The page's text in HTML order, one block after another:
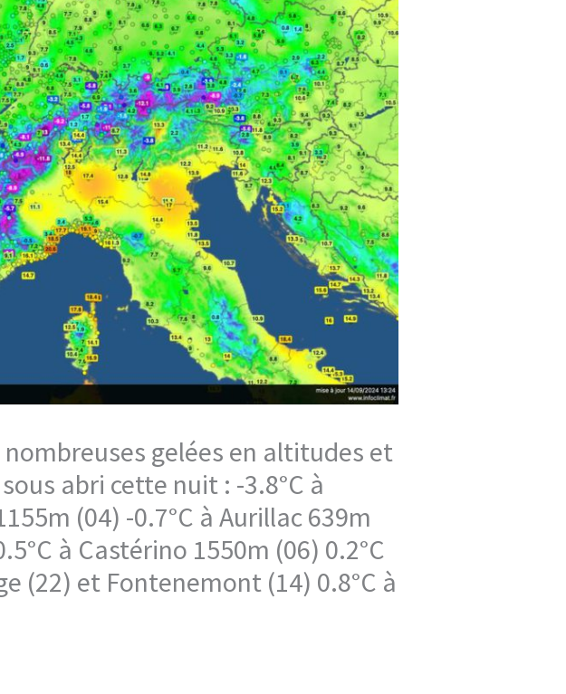
gelées en altitudes et
abri cette nuit : -3.8°C à
(04) -0.7°C à Aurillac 639m
à Castérino 1550m (06) 0.2°C
(22) et Fontenemont (14) 0.8°C à